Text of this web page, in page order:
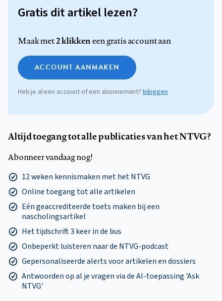
Gratis dit artikel lezen?
Maak met2 klikkeneen gratis account aan
ACCOUNT AANMAKEN
Heb je al een account of een abonnement? Inloggen
Altijd toegang tot alle publicaties van het NTVG?
Abonneer vandaag nog!
12 weken kennismaken met het NTVG
Online toegang tot alle artikelen
Eén geaccrediteerde toets maken bij een
nascholingsartikel
Het tijdschrift 3 keer in de bus
Onbeperkt luisteren naar de NTVG-podcast
Gepersonaliseerde alerts voor artikelen en dossiers
Antwoorden op al je vragen via de AI-toepassing 'Ask
NTVG'